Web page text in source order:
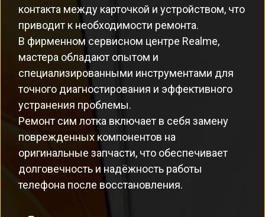
контакта между карточкой и устройством, что
приводит к необходимости ремонта.
В фирменном сервисном центре Realme,
мастера обладают опытом и
специализированными инструментами для
точного диагностирования и эффективного
устранения проблемы.
Ремонт сим лотка включает в себя замену
поврежденных компонентов на
оригинальные запчасти, что обеспечивает
долговечность и надёжность работы
телефона после восстановления.